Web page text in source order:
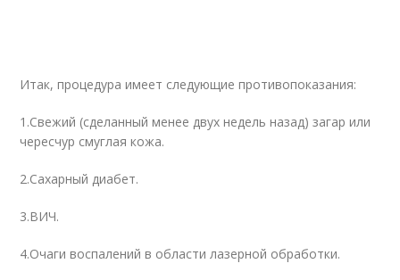
Итак, процедура имеет следующие противопоказания:
1.Свежий (сделанный менее двух недель назад) загар или
чересчур смуглая кожа.
2.Сахарный диабет.
3.ВИЧ.
4.Очаги воспалений в области лазерной обработки.